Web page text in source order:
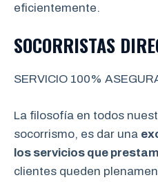
eficientemente.
SOCORRISTAS
SERVICIO 100%
La filosofía en todos
socorrismo, es dar una
los servicios que
clientes queden